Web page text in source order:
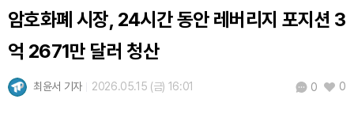
암호화폐 시장, 24시간 동안 레버리지 포지션 3
억 2671만 달러 청산
최윤서 기자 2026.05.15 (금) 16:01 0 0